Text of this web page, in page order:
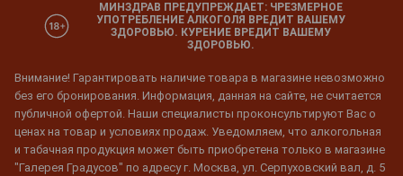
МИНЗДРАВ ПРЕДУПРЕЖДАЕТ: ЧРЕЗМЕРНОЕ
УПОТРЕБЛЕНИЕ АЛКОГОЛЯ ВРЕДИТ ВАШЕМУ
ЗДОРОВЬЮ. КУРЕНИЕ ВРЕДИТ ВАШЕМУ
ЗДОРОВЬЮ.
Внимание! Гарантировать наличие товара в магазине невозможно
без его бронирования. Информация, данная на сайте, не считается
публичной офертой. Наши специалисты проконсультируют Вас о
ценах на товар и условиях продаж. Уведомляем, что алкогольная
и табачная продукция может быть приобретена только в магазине
"Галерея Градусов" по адресу г. Москва, ул. Серпуховский вал, д. 5